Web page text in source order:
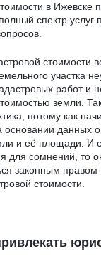
в Ижевске
спектр услуг
стоимости
участка
работ и
земли.
потому как
основании данных
и её площади. И
для сомнений, то
законным
стоимости.